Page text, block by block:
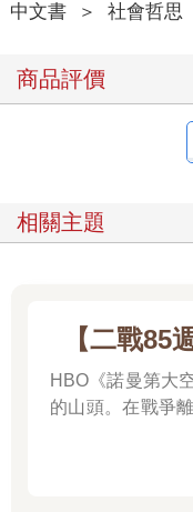
中文書 ＞ 社會哲思
商品評價
相關主題
【二戰85
HBO《諾曼第大
的山頭。在戰爭
後、影響至今的